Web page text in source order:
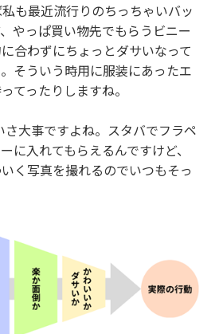
も最近流行りのちっちゃいバッ
やっぱ買い物先でもらうビニー
合わずにちょっとダサいなって
そういう時用に服装にあったエ
てったりしますね。
さ大事ですよね。スタバでフラペ
に入れてもらえるんですけど、
く写真を撮れるのでいつもそっ